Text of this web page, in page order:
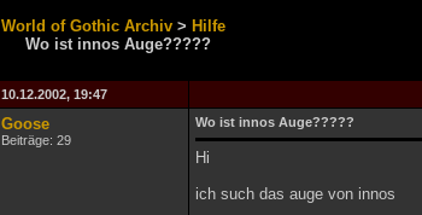
World of Gothic Archiv > Hilfe
Wo ist innos Auge?????
10.12.2002, 19:47
Goose
Beiträge: 29
Wo ist innos Auge?????
Hi
ich such das auge von innos